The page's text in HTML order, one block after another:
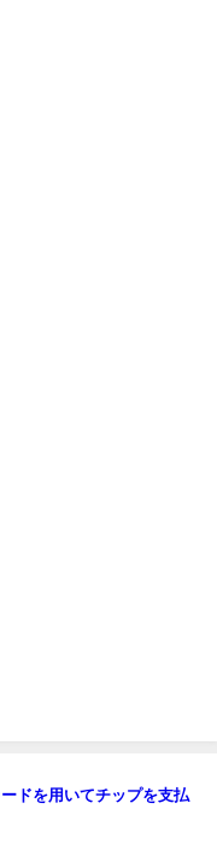
ドを用いてチップを支払